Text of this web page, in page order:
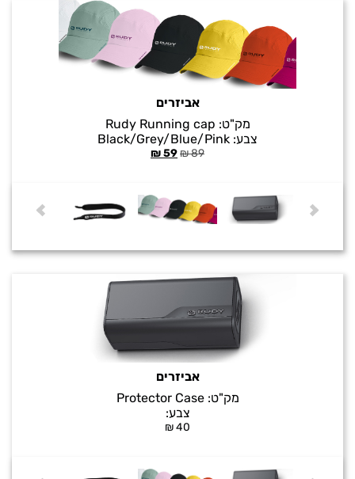
אביזרים
מק"ט: Rudy Running cap
צבע: Black/Grey/Blue/Pink
₪89
₪59
אביזרים
מק"ט:Protector Case
צבע:
₪40